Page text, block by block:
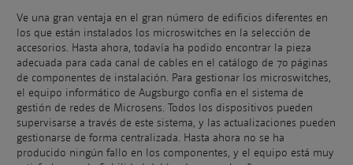
Ve una gran ventaja en el gran número de edificios diferentes en
los que están instalados los microswitches en la selección de
accesorios. Hasta ahora, todavía ha podido encontrar la pieza
adecuada para cada canal de cables en el catálogo de 70 páginas
de componentes de instalación. Para gestionar los microswitches,
el equipo informático de Augsburgo confía en el sistema de
gestión de redes de Microsens. Todos los dispositivos pueden
supervisarse a través de este sistema, y las actualizaciones pueden
gestionarse de forma centralizada. Hasta ahora no se ha
producido ningún fallo en los componentes, y el equipo está muy